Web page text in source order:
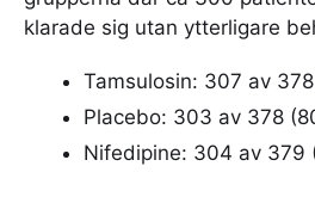
klarade sig utan ytterligare
Tamsulosin: 307 av 378
Placebo: 303 av 378
Nifedipine: 304 av 379